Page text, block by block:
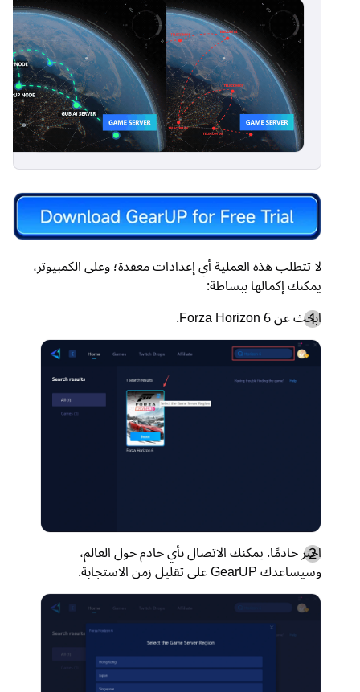
لا تتطلب هذه العملية أي إعدادات معقدة؛ وعلى الكمبيوتر،
يمكنك إكمالها ببساطة:
ابحث عن Forza Horizon 6.
اختر خادمًا. يمكنك الاتصال بأي خادم حول العالم،
وسيساعدك GearUP على تقليل زمن الاستجابة.